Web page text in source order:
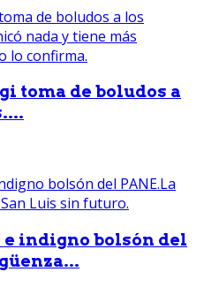
toma de boludos a
indigno bolsón del